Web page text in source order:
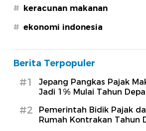
# keracunan makanan
# ekonomi indonesia
Berita Terpopuler
#1
Jepang Pangkas Pajak
Jadi 1% Mulai Tahun
#2
Pemerintah Bidik Pajak
Rumah Kontrakan Tahun